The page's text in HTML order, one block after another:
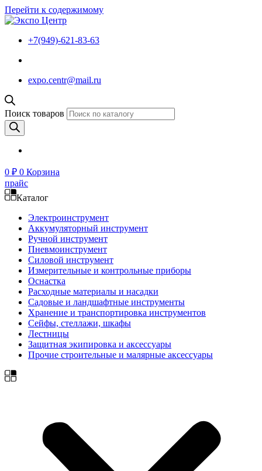
Перейти к содержимому
+7(949)-621-83-63
expo.centr@mail.ru
Поиск товаров
0 ₽ 0 Корзина
прайс
Каталог
Электроинструмент
Аккумуляторный инструмент
Ручной инструмент
Пневмоинструмент
Силовой инструмент
Измерительные и контрольные приборы
Оснастка
Расходные материалы и насадки
Садовые и ландшафтные инструменты
Хранение и транспортировка инструментов
Сейфы, стеллажи, шкафы
Лестницы
Защитная экипировка и аксессуары
Прочие строительные и малярные аксессуары